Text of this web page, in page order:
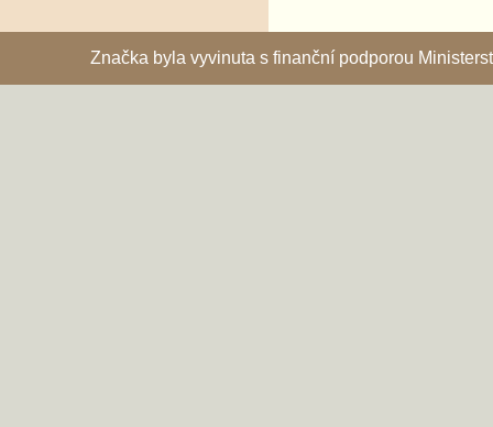
Značka byla vyvinuta s finanční podporou